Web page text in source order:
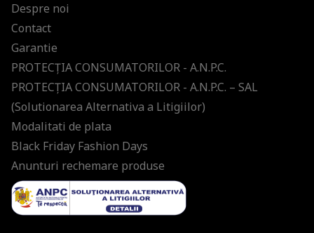
Despre noi
Contact
Garantie
PROTECŢIA CONSUMATORILOR - A.N.P.C.
PROTECŢIA CONSUMATORILOR - A.N.P.C. – SAL
(Solutionarea Alternativa a Litigiilor)
Modalitati de plata
Black Friday Fashion Days
Anunturi rechemare produse